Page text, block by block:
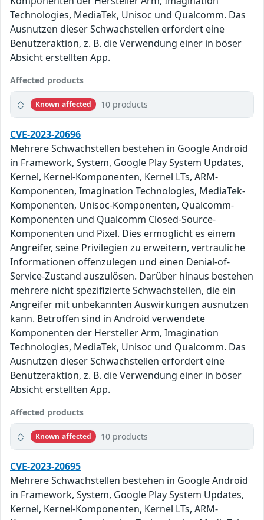
Technologies, MediaTek, Unisoc und Qualcomm. Das
Ausnutzen dieser Schwachstellen erfordert eine
Benutzeraktion, z. B. die Verwendung einer in böser
Absicht erstellten App.
Affected products
Known affected 10 products
CVE-2023-20696
Mehrere Schwachstellen bestehen in Google Android
in Framework, System, Google Play System Updates,
Kernel, Kernel-Komponenten, Kernel LTs, ARM-
Komponenten, Imagination Technologies, MediaTek-
Komponenten, Unisoc-Komponenten, Qualcomm-
Komponenten und Qualcomm Closed-Source-
Komponenten und Pixel. Dies ermöglicht es einem
Angreifer, seine Privilegien zu erweitern, vertrauliche
Informationen offenzulegen und einen Denial-of-
Service-Zustand auszulösen. Darüber hinaus bestehen
mehrere nicht spezifizierte Schwachstellen, die ein
Angreifer mit unbekannten Auswirkungen ausnutzen
kann. Betroffen sind in Android verwendete
Komponenten der Hersteller Arm, Imagination
Technologies, MediaTek, Unisoc und Qualcomm. Das
Ausnutzen dieser Schwachstellen erfordert eine
Benutzeraktion, z. B. die Verwendung einer in böser
Absicht erstellten App.
Affected products
Known affected 10 products
CVE-2023-20695
Mehrere Schwachstellen bestehen in Google Android
in Framework, System, Google Play System Updates,
Kernel, Kernel-Komponenten, Kernel LTs, ARM-